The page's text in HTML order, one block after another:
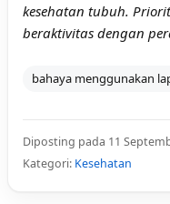
kesehatan tubuh.
beraktivitas dengan
bahaya menggunakan
Diposting pada 11
Kategori: Kesehatan